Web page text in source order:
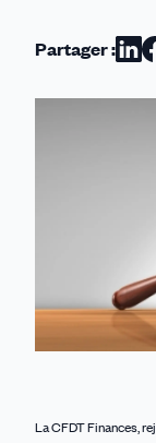
Partager :
sur
La CFDT Finances,